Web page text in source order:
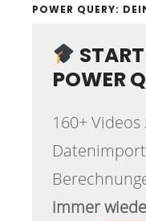
POWER QUERY:
POWER
160+ Videos
immer